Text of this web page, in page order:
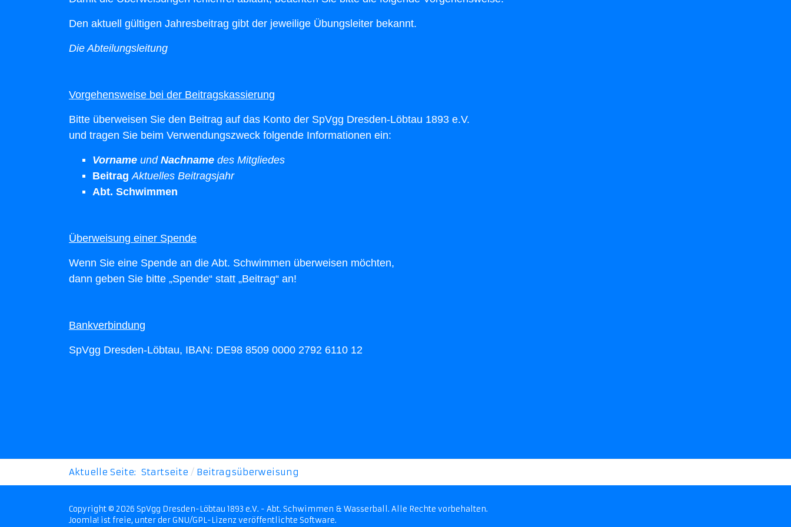
Den aktuell gültigen Jahresbeitrag gibt der jeweilige Übungsleiter bekannt.
Die Abteilungsleitung
Vorgehensweise bei der Beitragskassierung
Bitte überweisen Sie den Beitrag auf das Konto der SpVgg Dresden-Löbtau 1893 e.V.
und tragen Sie beim Verwendungszweck folgende Informationen ein:
Vorname undNachname des Mitgliedes
Beitrag Aktuelles Beitragsjahr
Abt. Schwimmen
Überweisung einer Spende
Wenn Sie eine Spende an die Abt. Schwimmen überweisen möchten,
dann geben Sie bitte „Spende“ statt „Beitrag“ an!
Bankverbindung
SpVgg Dresden-Löbtau, IBAN: DE98 8509 0000 2792 6110 12
Aktuelle Seite: Startseite Beitragsüberweisung
Copyright © 2026 SpVgg Dresden-Löbtau 1893 e.V. - Abt. Schwimmen & Wasserball. Alle Rechte vorbehalten.
Joomla! ist freie, unter derGNU/GPL-Lizenzveröffentlichte Software.